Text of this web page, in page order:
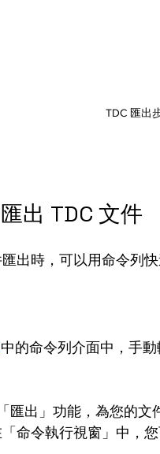
TDC 匯出
出 TDC 文件
出時，可以用命令列快
中的命令列介面中，手動
匯出」功能，為您的文
命令執行視窗」中，